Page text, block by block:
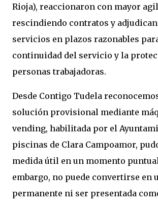
Rioja), reaccionaron con mayor
rescindiendo contratos y
servicios en plazos razonables
continuidad del servicio y la
personas trabajadoras.
Desde Contigo Tudela
solución provisional mediante
vending, habilitada por el
piscinas de Clara Campoamor,
medida útil en un momento
embargo, no puede convertirse en
permanente ni ser presentada